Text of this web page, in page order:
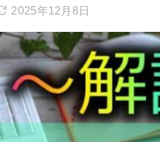
2025年12月8日